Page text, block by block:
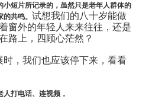
小短片所记录的，虽然只是老年人群体的
共鸣。 试想我们的八十岁能做
窗外的年轻人来来往往，还是
路上，四顾心茫然？
时，我们也应该停下来，看看
打电话、连视频，